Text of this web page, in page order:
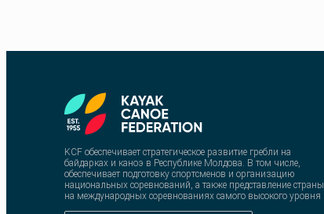
KCF обеспечивает стратегическое развитие гребли на
байдарках и каноэ в Республике Молдова. В том числе,
обеспечивает подготовку спортсменов и организацию
национальных соревнований, а также представление страны
на международных соревнованиях самого высокого уровня